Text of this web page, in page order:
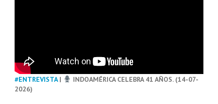
#ENTREVISTA|
INDOAMÉRICA CELEBRA 41 AÑOS. (14-07-
2026)